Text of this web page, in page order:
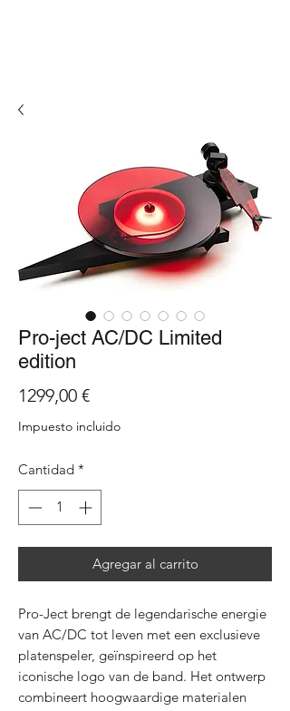
Pro-ject AC/DC Limited
edition
1299,00 €Precio
Impuesto incluido
Cantidad *
Agregar al carrito
Pro-Ject brengt de legendarische energie
van AC/DC tot leven met een exclusieve
platenspeler, geïnspireerd op het
iconische logo van de band. Het ontwerp
combineert hoogwaardige materialen